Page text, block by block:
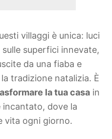
villaggi è unica: luci
superfici innevate,
da una fiaba e
tradizione natalizia. È
la tua casa in
incantato, dove la
vita ogni giorno.